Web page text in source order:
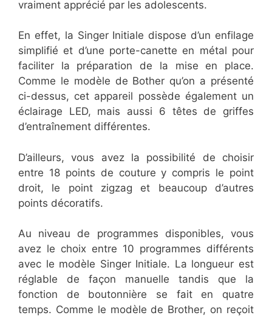
vraiment apprécié par les adolescents.
En effet, la Singer Initiale dispose d’un enfilage
simplifié et d’une porte-canette en métal pour
faciliter la préparation de la mise en place.
Comme le modèle de Bother qu’on a présenté
ci-dessus, cet appareil possède également un
éclairage LED, mais aussi 6 têtes de griffes
d’entraînement différentes.
D’ailleurs, vous avez la possibilité de choisir
entre 18 points de couture y compris le point
droit, le point zigzag et beaucoup d’autres
points décoratifs.
Au niveau de programmes disponibles, vous
avez le choix entre 10 programmes différents
avec le modèle Singer Initiale. La longueur est
réglable de façon manuelle tandis que la
fonction de boutonnière se fait en quatre
temps. Comme le modèle de Brother, on reçoit